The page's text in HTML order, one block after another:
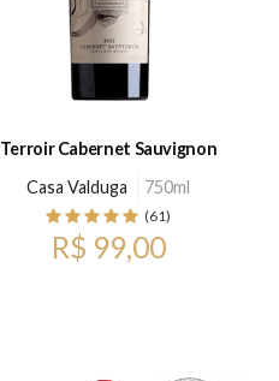
Terroir Cabernet Sauvignon
Casa Valduga
750ml
(61)
R$ 99,00